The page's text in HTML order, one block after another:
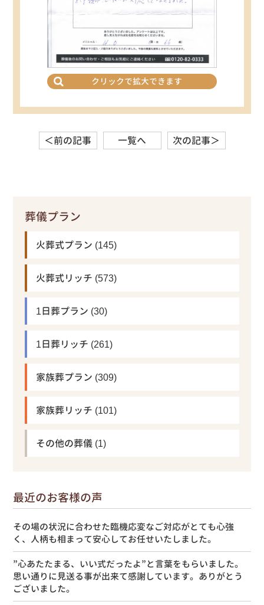
クリックで拡大できます
＜前の記事 一覧へ 次の記事＞
葬儀プラン
火葬式プラン (145)
火葬式リッチ (573)
1日葬プラン (30)
1日葬リッチ (261)
家族葬プラン (309)
家族葬リッチ (101)
その他の葬儀 (1)
最近のお客様の声
その場の状況に合わせた臨機応変なご対応がとても心強
く、人柄も相まって安心してお任せいたしました。
”心あたたまる、いい式だったよ”と言葉をもらいました。
思い通りに見送る事が出来て感謝しています。ありがとう
ございました。